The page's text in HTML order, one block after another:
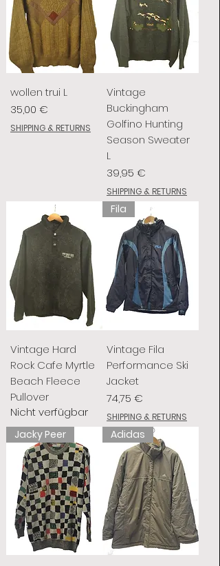
wollen trui L
Preis
35,00 €
SHIPPING & RETURNS
Vintage
Buckingham
Golfino Hunting
Season Sweater
L
Preis
39,95 €
SHIPPING & RETURNS
Vintage Hard
Rock Cafe Myrtle
Beach Fleece
Pullover
Nicht verfügbar
Fila
Vintage Fila
Performance Ski
Jacket
Preis
74,75 €
SHIPPING & RETURNS
Jacky Peer Adidas